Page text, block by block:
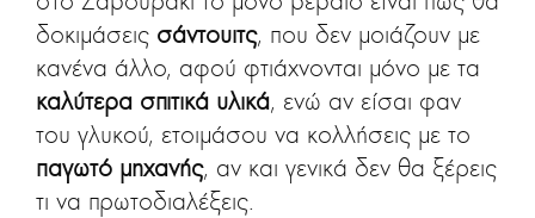
δοκιμάσεις σάντουιτς, που δεν μοιάζουν με
κανένα άλλο, αφού φτιάχνονται μόνο με τα
καλύτερα σπιτικά υλικά, ενώ αν είσαι φαν
του γλυκού, ετοιμάσου να κολλήσεις με το
παγωτό μηχανής, αν και γενικά δεν θα ξέρεις
τι να πρωτοδιαλέξεις.